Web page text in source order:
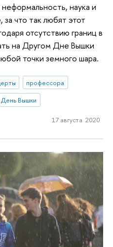
наука и
за что так любят этот
отсутствию границ в
на Другом Дне Вышки
точки земного шара.
профессора
День Вышки
17 августа 2020